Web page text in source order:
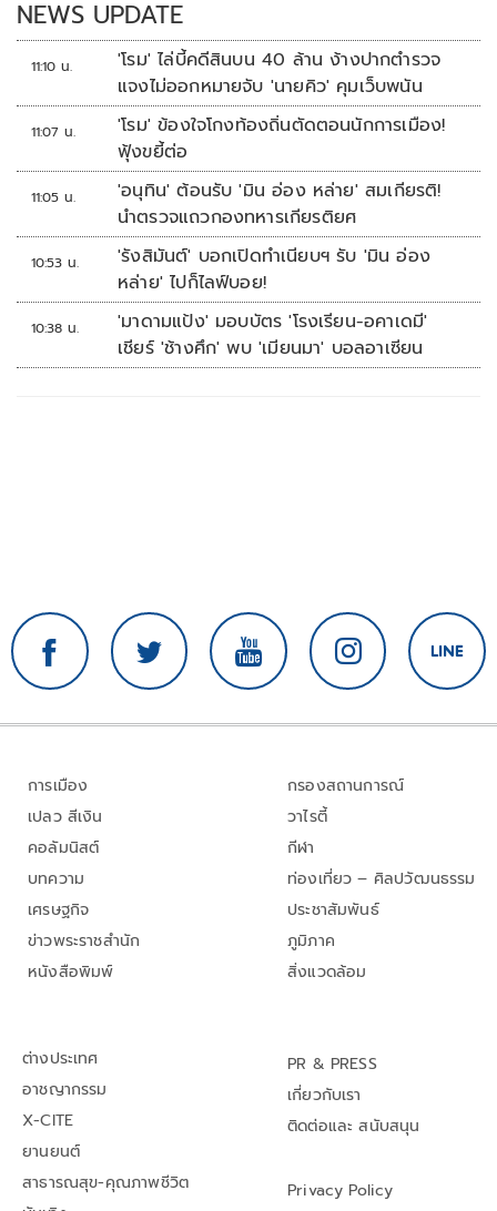
NEWS UPDATE
11:10 น.
'โรม' ไล่บี้คดีสินบน 40 ล้าน ง้างปากตำรวจ
แจงไม่ออกหมายจับ 'นายคิว' คุมเว็บพนัน
11:07 น.
'โรม' ข้องใจโกงท้องถิ่นตัดตอนนักการเมือง!
ฟุ้งขยี้ต่อ
11:05 น.
'อนุทิน' ต้อนรับ 'มิน อ่อง หล่าย' สมเกียรติ!
นำตรวจแถวกองทหารเกียรติยศ
10:53 น.
'รังสิมันต์' บอกเปิดทำเนียบฯ รับ 'มิน อ่อง
หล่าย' ไปก็ไลฟ์บอย!
10:38 น.
'มาดามแป้ง' มอบบัตร 'โรงเรียน-อคาเดมี'
เชียร์ 'ช้างศึก' พบ 'เมียนมา' บอลอาเซียน
การเมือง
เปลว สีเงิน
คอลัมนิสต์
บทความ
เศรษฐกิจ
ข่าวพระราชสำนัก
หนังสือพิมพ์
กรองสถานการณ์
วาไรตี้
กีฬา
ท่องเที่ยว – ศิลปวัฒนธรรม
ประชาสัมพันธ์
ภูมิภาค
สิ่งแวดล้อม
ต่างประเทศ
อาชญากรรม
X-CITE
ยานยนต์
สาธารณสุข-คุณภาพชีวิต
PR & PRESS
เกี่ยวกับเรา
ติดต่อและ สนับสนุน
Privacy Policy